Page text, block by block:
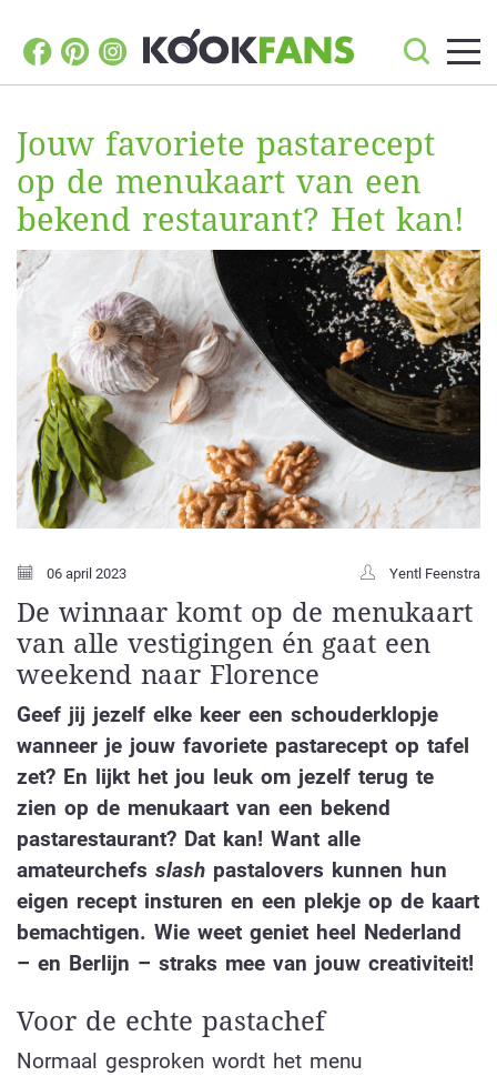
Jouw favoriete pastarecept
op de menukaart van een
bekend restaurant? Het kan!
06 april 2023 Yentl Feenstra
De winnaar komt op de menukaart
van alle vestigingen én gaat een
weekend naar Florence
Geef jij jezelf elke keer een schouderklopje
wanneer je jouw favoriete pastarecept op tafel
zet? En lijkt het jou leuk om jezelf terug te
zien op de menukaart van een bekend
pastarestaurant? Dat kan! Want alle
amateurchefs slash pastalovers kunnen hun
eigen recept insturen en een plekje op de kaart
bemachtigen. Wie weet geniet heel Nederland
– en Berlijn – straks mee van jouw creativiteit!
Voor de echte pastachef
Normaal gesproken wordt het menu